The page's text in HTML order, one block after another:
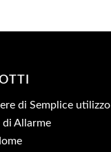
di Semplice utilizzo
Allarme